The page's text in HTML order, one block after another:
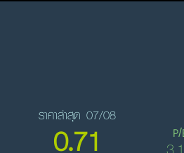
ราคาล่าสุด 07/08
0.71